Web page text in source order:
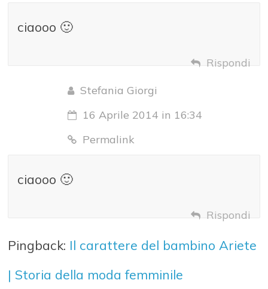
ciaooo 🙂
Rispondi
Stefania Giorgi
16 Aprile 2014 in 16:34
Permalink
ciaooo 🙂
Rispondi
Pingback: Il carattere del bambino Ariete
| Storia della moda femminile